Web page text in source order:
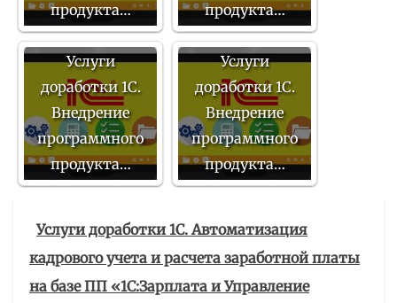
продукта…
продукта…
Услуги
доработки 1С.
Внедрение
программного
продукта…
Услуги
доработки 1С.
Внедрение
программного
продукта…
Услуги доработки 1С. Автоматизация
кадрового учета и расчета заработной платы
на базе ПП «1С:Зарплата и Управление